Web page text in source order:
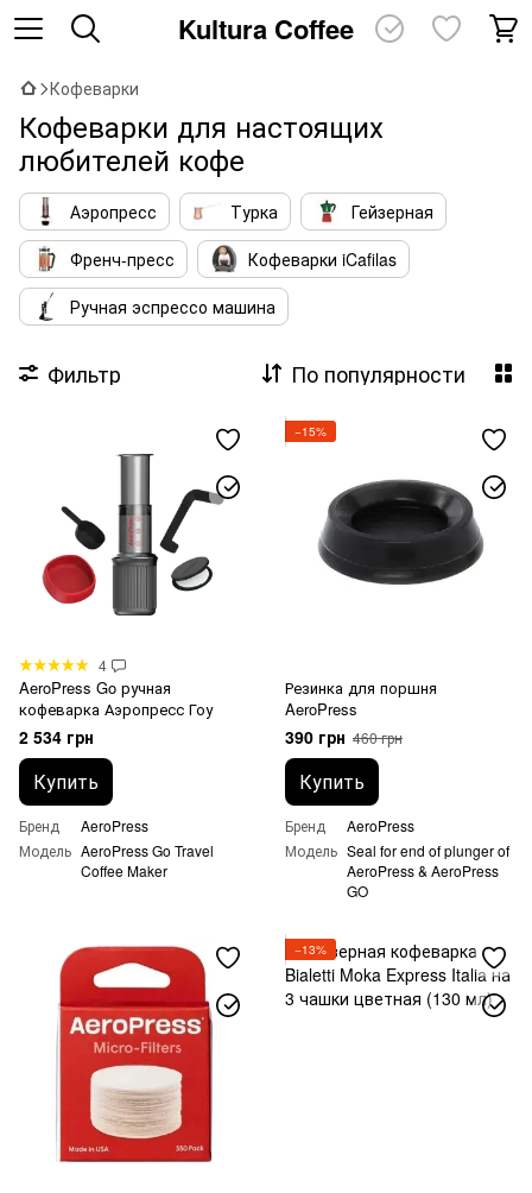
Kultura Coffee
Кофеварки
Кофеварки для настоящих
любителей кофе
Аэропресс Турка
Гейзерная
Френч-пресс
Кофеварки iCafilas
Ручная эспрессо машина
Фильтр По популярности
4
AeroPress Go ручная
кофеварка Аэропресс Гоу
2 534 грн
Купить
Бренд
AeroPress
Модель AeroPress Go Travel
Coffee Maker
−15%
Резинка для поршня
AeroPress
390 грн 460 грн
Купить
Бренд
AeroPress
Модель Seal for end of plunger of
AeroPress & AeroPress
GO
−13%